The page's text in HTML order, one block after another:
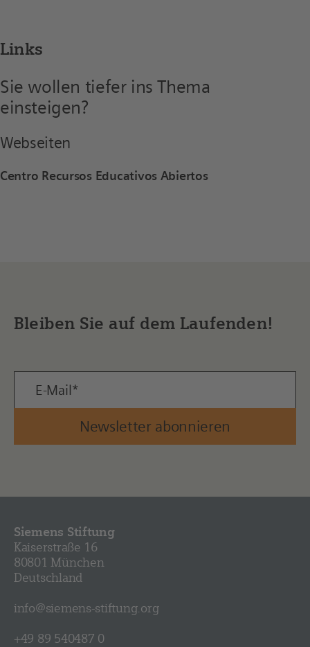
Links
Sie wollen tiefer ins Thema
einsteigen?​
Webseiten
Centro Recursos Educativos Abiertos
Bleiben Sie auf dem Laufenden!
Newsletter abonnieren
Siemens Stiftung
Kaiserstraße 16
80801 München
Deutschland
info@siemens-stiftung.org
+49 89 540487 0